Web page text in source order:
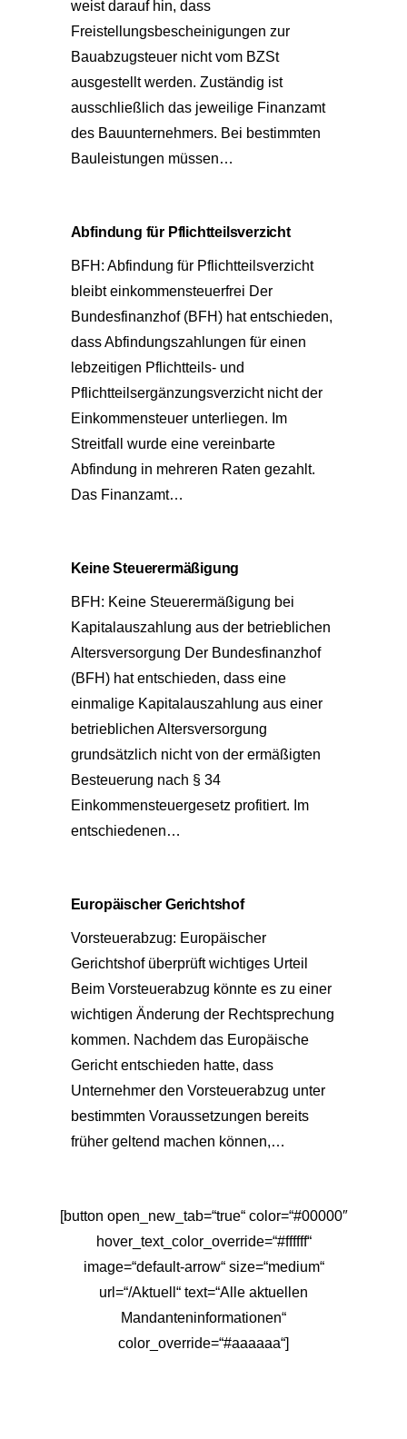
weist darauf hin, dass
Freistellungsbescheinigungen zur
Bauabzugsteuer nicht vom BZSt
ausgestellt werden. Zuständig ist
ausschließlich das jeweilige Finanzamt
des Bauunternehmers. Bei bestimmten
Bauleistungen müssen…
Abfindung für Pflichtteilsverzicht
BFH: Abfindung für Pflichtteilsverzicht
bleibt einkommensteuerfrei Der
Bundesfinanzhof (BFH) hat entschieden,
dass Abfindungszahlungen für einen
lebzeitigen Pflichtteils- und
Pflichtteilsergänzungsverzicht nicht der
Einkommensteuer unterliegen. Im
Streitfall wurde eine vereinbarte
Abfindung in mehreren Raten gezahlt.
Das Finanzamt…
Keine Steuerermäßigung
BFH: Keine Steuerermäßigung bei
Kapitalauszahlung aus der betrieblichen
Altersversorgung Der Bundesfinanzhof
(BFH) hat entschieden, dass eine
einmalige Kapitalauszahlung aus einer
betrieblichen Altersversorgung
grundsätzlich nicht von der ermäßigten
Besteuerung nach § 34
Einkommensteuergesetz profitiert. Im
entschiedenen…
Europäischer Gerichtshof
Vorsteuerabzug: Europäischer
Gerichtshof überprüft wichtiges Urteil
Beim Vorsteuerabzug könnte es zu einer
wichtigen Änderung der Rechtsprechung
kommen. Nachdem das Europäische
Gericht entschieden hatte, dass
Unternehmer den Vorsteuerabzug unter
bestimmten Voraussetzungen bereits
früher geltend machen können,…
[button open_new_tab=“true“ color=“#00000″
hover_text_color_override=“#ffffff“
image=“default-arrow“ size=“medium“
url=“/Aktuell“ text=“Alle aktuellen
Mandanteninformationen“
color_override=“#aaaaaa“]